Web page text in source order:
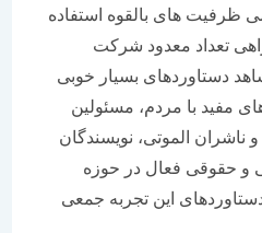
های بالقوه استفاده
معدود شرکت
بسیار خوبی
با مردم، مسئولین
الموتی، نویسندگان
فعال در حوزه
این تجربه جمعی